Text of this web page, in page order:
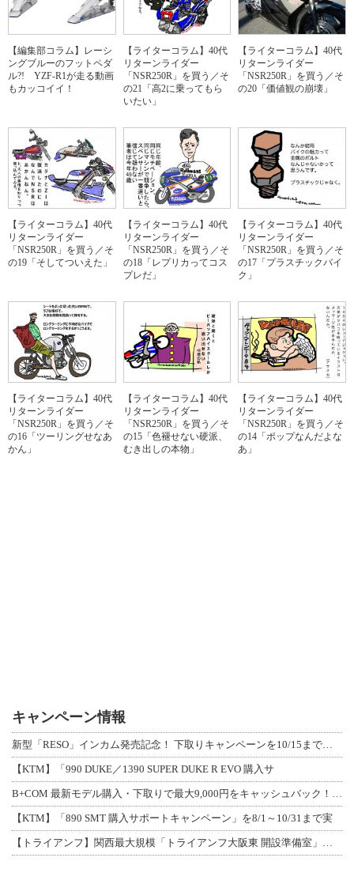
【編集部コラム】レーシ
ングブルーのフットペダ
ル?! YZF-R1が走る動画
もカッコイイ！
【ライターコラム】40代
リターンライダー
「NSR250R」を買う／そ
の21「高2に乗ってもら
いたい」
【ライターコラム】40代
リターンライダー
「NSR250R」を買う／そ
の20「価値観の崩壊」
【ライターコラム】40代
リターンライダー
「NSR250R」を買う／そ
の19「そしてついえた」
【ライターコラム】40代
リターンライダー
「NSR250R」を買う／そ
の18「レプリカってコス
プレだ」
【ライターコラム】40代
リターンライダー
「NSR250R」を買う／そ
の17「プラスチックバイ
ク」
【ライターコラム】40代
リターンライダー
「NSR250R」を買う／そ
の16「ツーリングせなあ
かん」
【ライターコラム】40代
リターンライダー
「NSR250R」を買う／そ
の15「色褪せない硬派、
むき出しの本物」
【ライターコラム】40代
リターンライダー
「NSR250R」を買う／そ
の14「ポップなんだよな
あ」
キャンペーン情報
【KTM】「990 DUKE／1390 SUPER DUKE R EVO 購入サ
【KTM】「890 SMT 購入サポートキャンペーン」を8/1～10/31まで実